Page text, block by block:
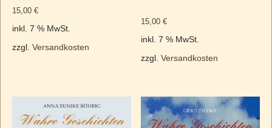
15,00 €
inkl. 7 % MwSt.
zzgl. Versandkosten
15,00€
inkl. 7 % MwSt.
zzgl.Versandkosten